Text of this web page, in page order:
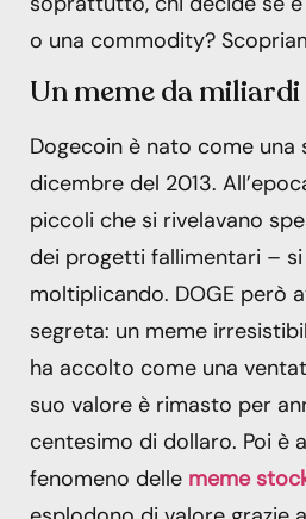
o una commodity?
Un meme da
Dogecoin è nato come una
dicembre del 2013.
piccoli che si rivelavano
dei progetti fallimentari –
moltiplicando. DOGE però
segreta: un meme
ha accolto come una
suo valore è rimasto per
centesimo di dollaro. Poi è
fenomeno delle meme